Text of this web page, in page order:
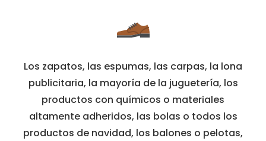
Los zapatos, las espumas, las carpas, la lona
publicitaria, la mayoría de la juguetería, los
productos con químicos o materiales
altamente adheridos, las bolas o todos los
productos de navidad, los balones o pelotas,